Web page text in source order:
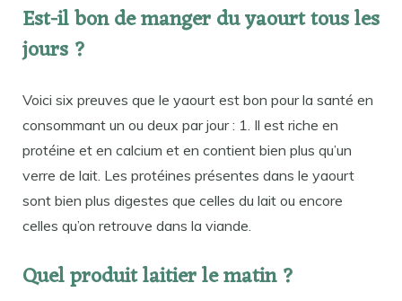
Est-il bon de manger du yaourt tous les
jours ?
Voici six preuves que le yaourt est bon pour la santé en
consommant un ou deux par jour : 1. Il est riche en
protéine et en calcium et en contient bien plus qu’un
verre de lait. Les protéines présentes dans le yaourt
sont bien plus digestes que celles du lait ou encore
celles qu’on retrouve dans la viande.
Quel produit laitier le matin ?